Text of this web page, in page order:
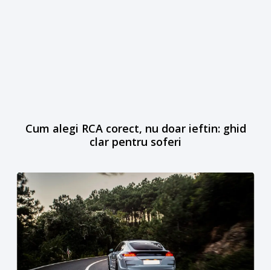
Cum alegi RCA corect, nu doar ieftin: ghid
clar pentru soferi